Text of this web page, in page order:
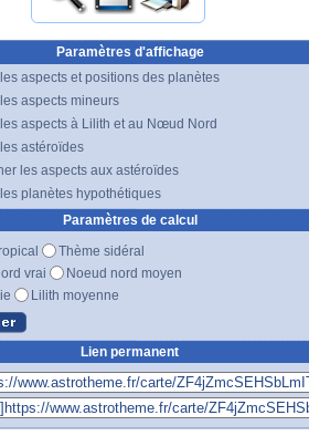
Paramètres d'affichage
aspects et positions des planètes
aspects mineurs
aspects à Lilith et au Nœud Nord
astéroïdes
les aspects aux astéroïdes
planètes hypothétiques
Paramètres de calcul
Thème sidéral
vrai
Noeud nord moyen
Lilith moyenne
Lien permanent